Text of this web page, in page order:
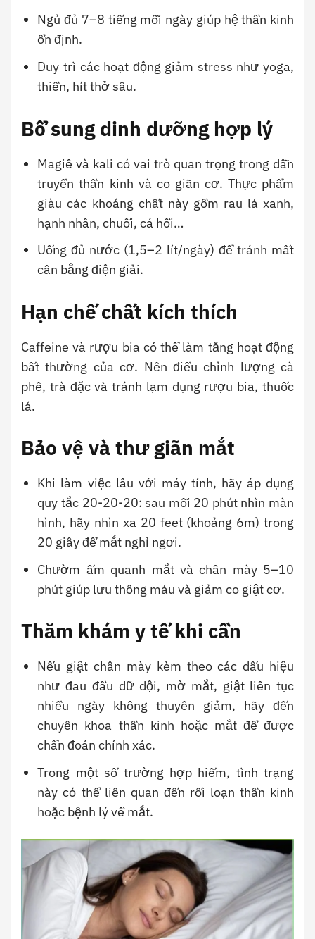
Ngủ đủ 7–8 tiếng mỗi ngày giúp hệ thần kinh
ổn định.
Duy trì các hoạt động giảm stress như yoga,
thiền, hít thở sâu.
Bổ sung dinh dưỡng hợp lý
Magiê và kali có vai trò quan trọng trong dẫn
truyền thần kinh và co giãn cơ. Thực phẩm
giàu các khoáng chất này gồm rau lá xanh,
hạnh nhân, chuối, cá hồi…
Uống đủ nước (1,5–2 lít/ngày) để tránh mất
cân bằng điện giải.
Hạn chế chất kích thích
Caffeine và rượu bia có thể làm tăng hoạt động
bất thường của cơ. Nên điều chỉnh lượng cà
phê, trà đặc và tránh lạm dụng rượu bia, thuốc
lá.
Bảo vệ và thư giãn mắt
Khi làm việc lâu với máy tính, hãy áp dụng
quy tắc 20-20-20: sau mỗi 20 phút nhìn màn
hình, hãy nhìn xa 20 feet (khoảng 6m) trong
20 giây để mắt nghỉ ngơi.
Chườm ấm quanh mắt và chân mày 5–10
phút giúp lưu thông máu và giảm co giật cơ.
Thăm khám y tế khi cần
Nếu giật chân mày kèm theo các dấu hiệu
như đau đầu dữ dội, mờ mắt, giật liên tục
nhiều ngày không thuyên giảm, hãy đến
chuyên khoa thần kinh hoặc mắt để được
chẩn đoán chính xác.
Trong một số trường hợp hiếm, tình trạng
này có thể liên quan đến rối loạn thần kinh
hoặc bệnh lý về mắt.